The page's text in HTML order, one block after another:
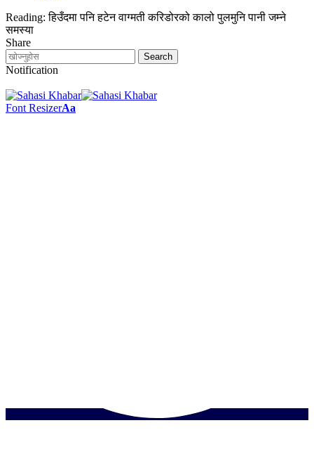
Reading: हिउँदमा पनि हटेन वाग्मती करिडोरको कालो पुलमुनि पानी जम्ने
समस्या
Share
Notification
Font ResizerAa